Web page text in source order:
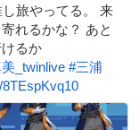
旅やってる。 来
れるかな？ あと
るか
_twinlive #三浦